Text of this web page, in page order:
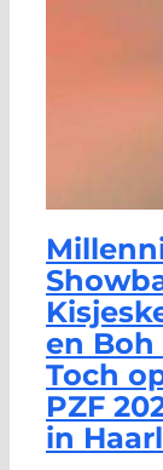
en Boh
Toch
PZF
in